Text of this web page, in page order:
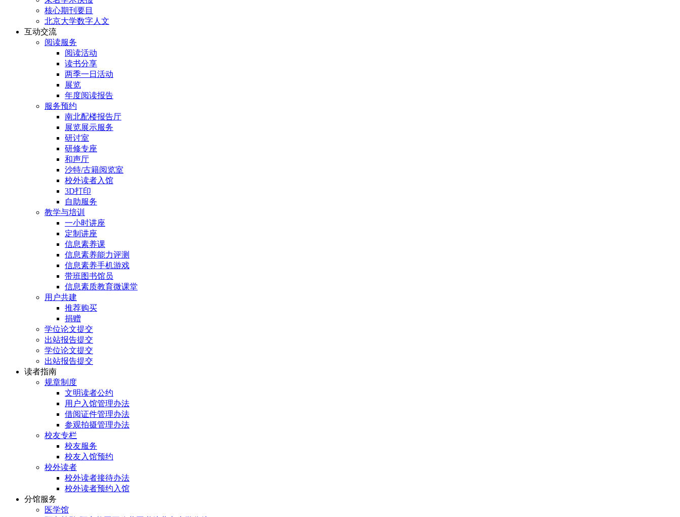
核心期刊要目
北京大学数字人文
互动交流
阅读服务
阅读活动
读书分享
两季一日活动
展览
年度阅读报告
服务预约
南北配楼报告厅
展览展示服务
研讨室
研修专座
和声厅
沙特/古籍阅览室
校外读者入馆
3D打印
自助服务
教学与培训
一小时讲座
定制讲座
信息素养课
信息素养能力评测
信息素养手机游戏
带班图书馆员
信息素质教育微课堂
用户共建
推荐购买
捐赠
学位论文提交
出站报告提交
学位论文提交
出站报告提交
读者指南
规章制度
文明读者公约
用户入馆管理办法
借阅证件管理办法
参观拍摄管理办法
校友专栏
校友服务
校友入馆预约
校外读者
校外读者接待办法
校外读者预约入馆
分馆服务
医学馆